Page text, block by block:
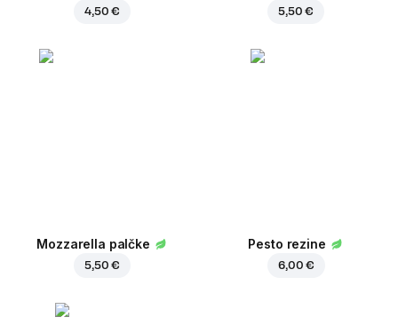
4,50 € 5,50 €
Mozzarella palčke
5,50 €
Pesto rezine
6,00 €